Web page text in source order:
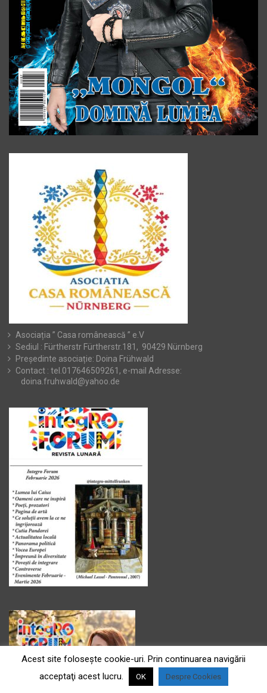
Asociația ” Casa românească ” e.V
Sediul : Fürtherstr Fürtherstr.181, 90429 Nürnberg
Președinte asociație: Doina Frühwald
Contact : tel.017646509261, e-mail Adresse:
doina.fruhwald@yahoo.de
Acest site foloseşte cookie-uri. Prin continuarea navigării
acceptaţi acest lucru.
OK Despre Cookies